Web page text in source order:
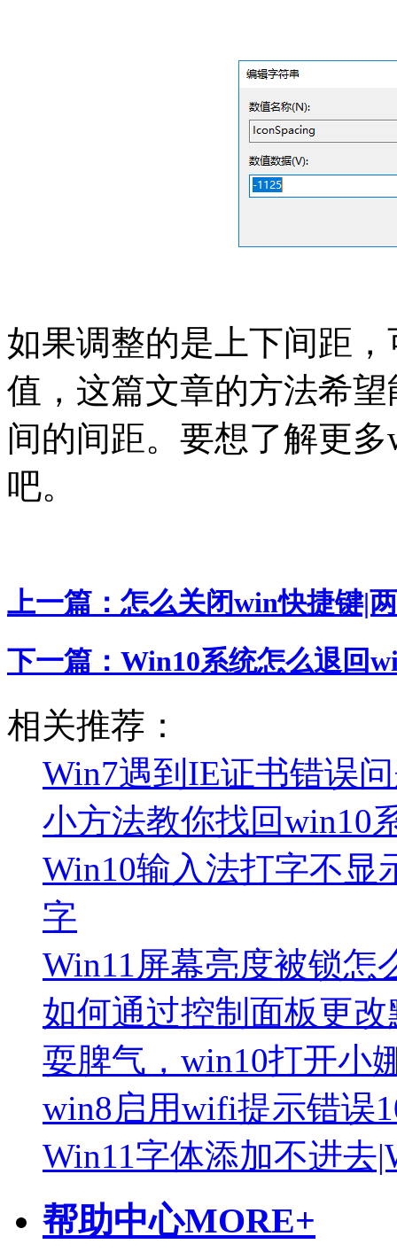
如果调整的是上下间距，
值，这篇文章的方法希
间的间距。要想了解更
吧。
上一篇： 怎么关闭win快捷键|
下一篇： Win10系统怎么退回
相关推荐：
Win7遇到IE证书错误
小方法教你找回win10
Win10输入法打字不显
字
Win11屏幕亮度被锁怎
如何通过控制面板更
耍脾气，win10打开小
win8启用wifi提示错误
Win11字体添加不进去
帮助中心MORE+